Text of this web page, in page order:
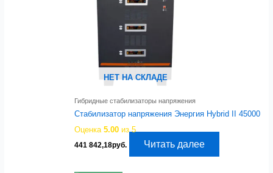
НЕТ НА СКЛАДЕ
Гибридные стабилизаторы напряжения
Стабилизатор напряжения Энергия Hybrid II 45000
Оценка5.00 из 5
441 842,18руб. Читать далее